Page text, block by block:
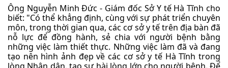
Ông Nguyễn Minh Đức - Giám đốc Sở Y tế Hà Tĩnh cho
biết: "Có thể khẳng định, cùng với sự phát triển chuyên
môn, trong thời gian qua, các cơ sở y tế trên địa bàn đã
nỗ lực để đồng hành, sẻ chia với người bệnh bằng
những việc làm thiết thực. Những việc làm đã và đang
tạo nên hình ảnh đẹp về các cơ sở y tế Hà Tĩnh trong